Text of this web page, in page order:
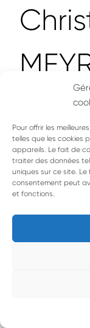
Pour offrir les
telles que les cookies
appareils. Le fait de
traiter des données
uniques sur ce site.
consentement peut
et fonctions.
© 1993 • 2026 • Le